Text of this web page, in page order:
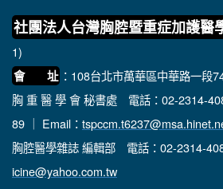
社團法人台灣胸腔暨重症加護醫
1)
會 址 ：108台北市萬華區中華路一段
胸 重 醫 學 會 秘書處 電話：02-2314-
89 ｜ Email：
胸腔醫學雜誌 編輯部 電話：02-2314-
icine@yahoo.com.tw